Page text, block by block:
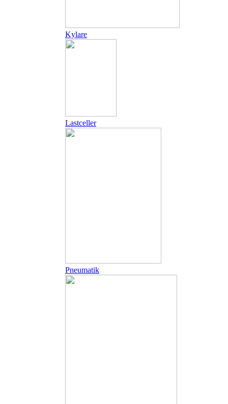
Kylare
Lastceller
Pneumatik